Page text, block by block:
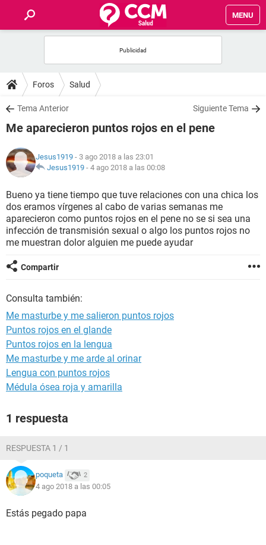
MENU
FOROS
SALUD
FAMILIA
NUTRICIÓN
BIENESTAR
SEXUALIDAD
GLOSARIO
Foros Salud
Tema Anterior Siguiente Tema
Me aparecieron puntos rojos en el pene
Jesus1919 - 3 ago 2018 a las 23:01
Jesus1919 - 4 ago 2018 a las 00:08
Bueno ya tiene tiempo que tuve relaciones con una chica los
dos eramos vírgenes al cabo de varias semanas me
aparecieron como puntos rojos en el pene no se si sea una
infección de transmisión sexual o algo los puntos rojos no
me muestran dolor alguien me puede ayudar
Compartir
Consulta también:
Me masturbe y me salieron puntos rojos
Puntos rojos en el glande
Puntos rojos en la lengua
Me masturbe y me arde al orinar
Lengua con puntos rojos
Médula ósea roja y amarilla
1 respuesta
RESPUESTA 1 / 1
poqueta 2
4 ago 2018 a las 00:05
Estás pegado papa